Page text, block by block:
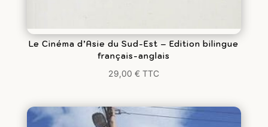
Le Cinéma d’Asie du Sud-Est – Edition bilingue
français-anglais
29,00€ TTC